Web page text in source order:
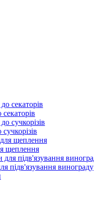
щеплення
підв'язування винограду